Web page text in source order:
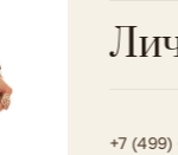
Весь
+7